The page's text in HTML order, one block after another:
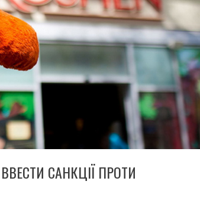
САНКЦІЇ ПРОТИ